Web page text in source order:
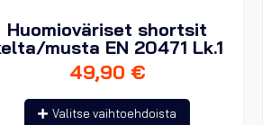
Huomioväriset shortsit
musta EN 20471 Lk.1
49,90 €
Valitse vaihtoehdoista
Tällä